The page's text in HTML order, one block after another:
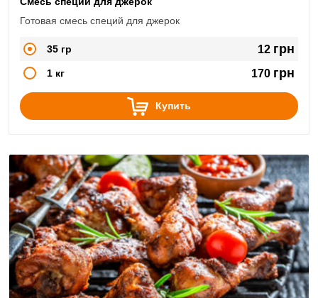
Готовая смесь специй для джерок
35 гр 12 грн
1 кг 170 грн
Купить